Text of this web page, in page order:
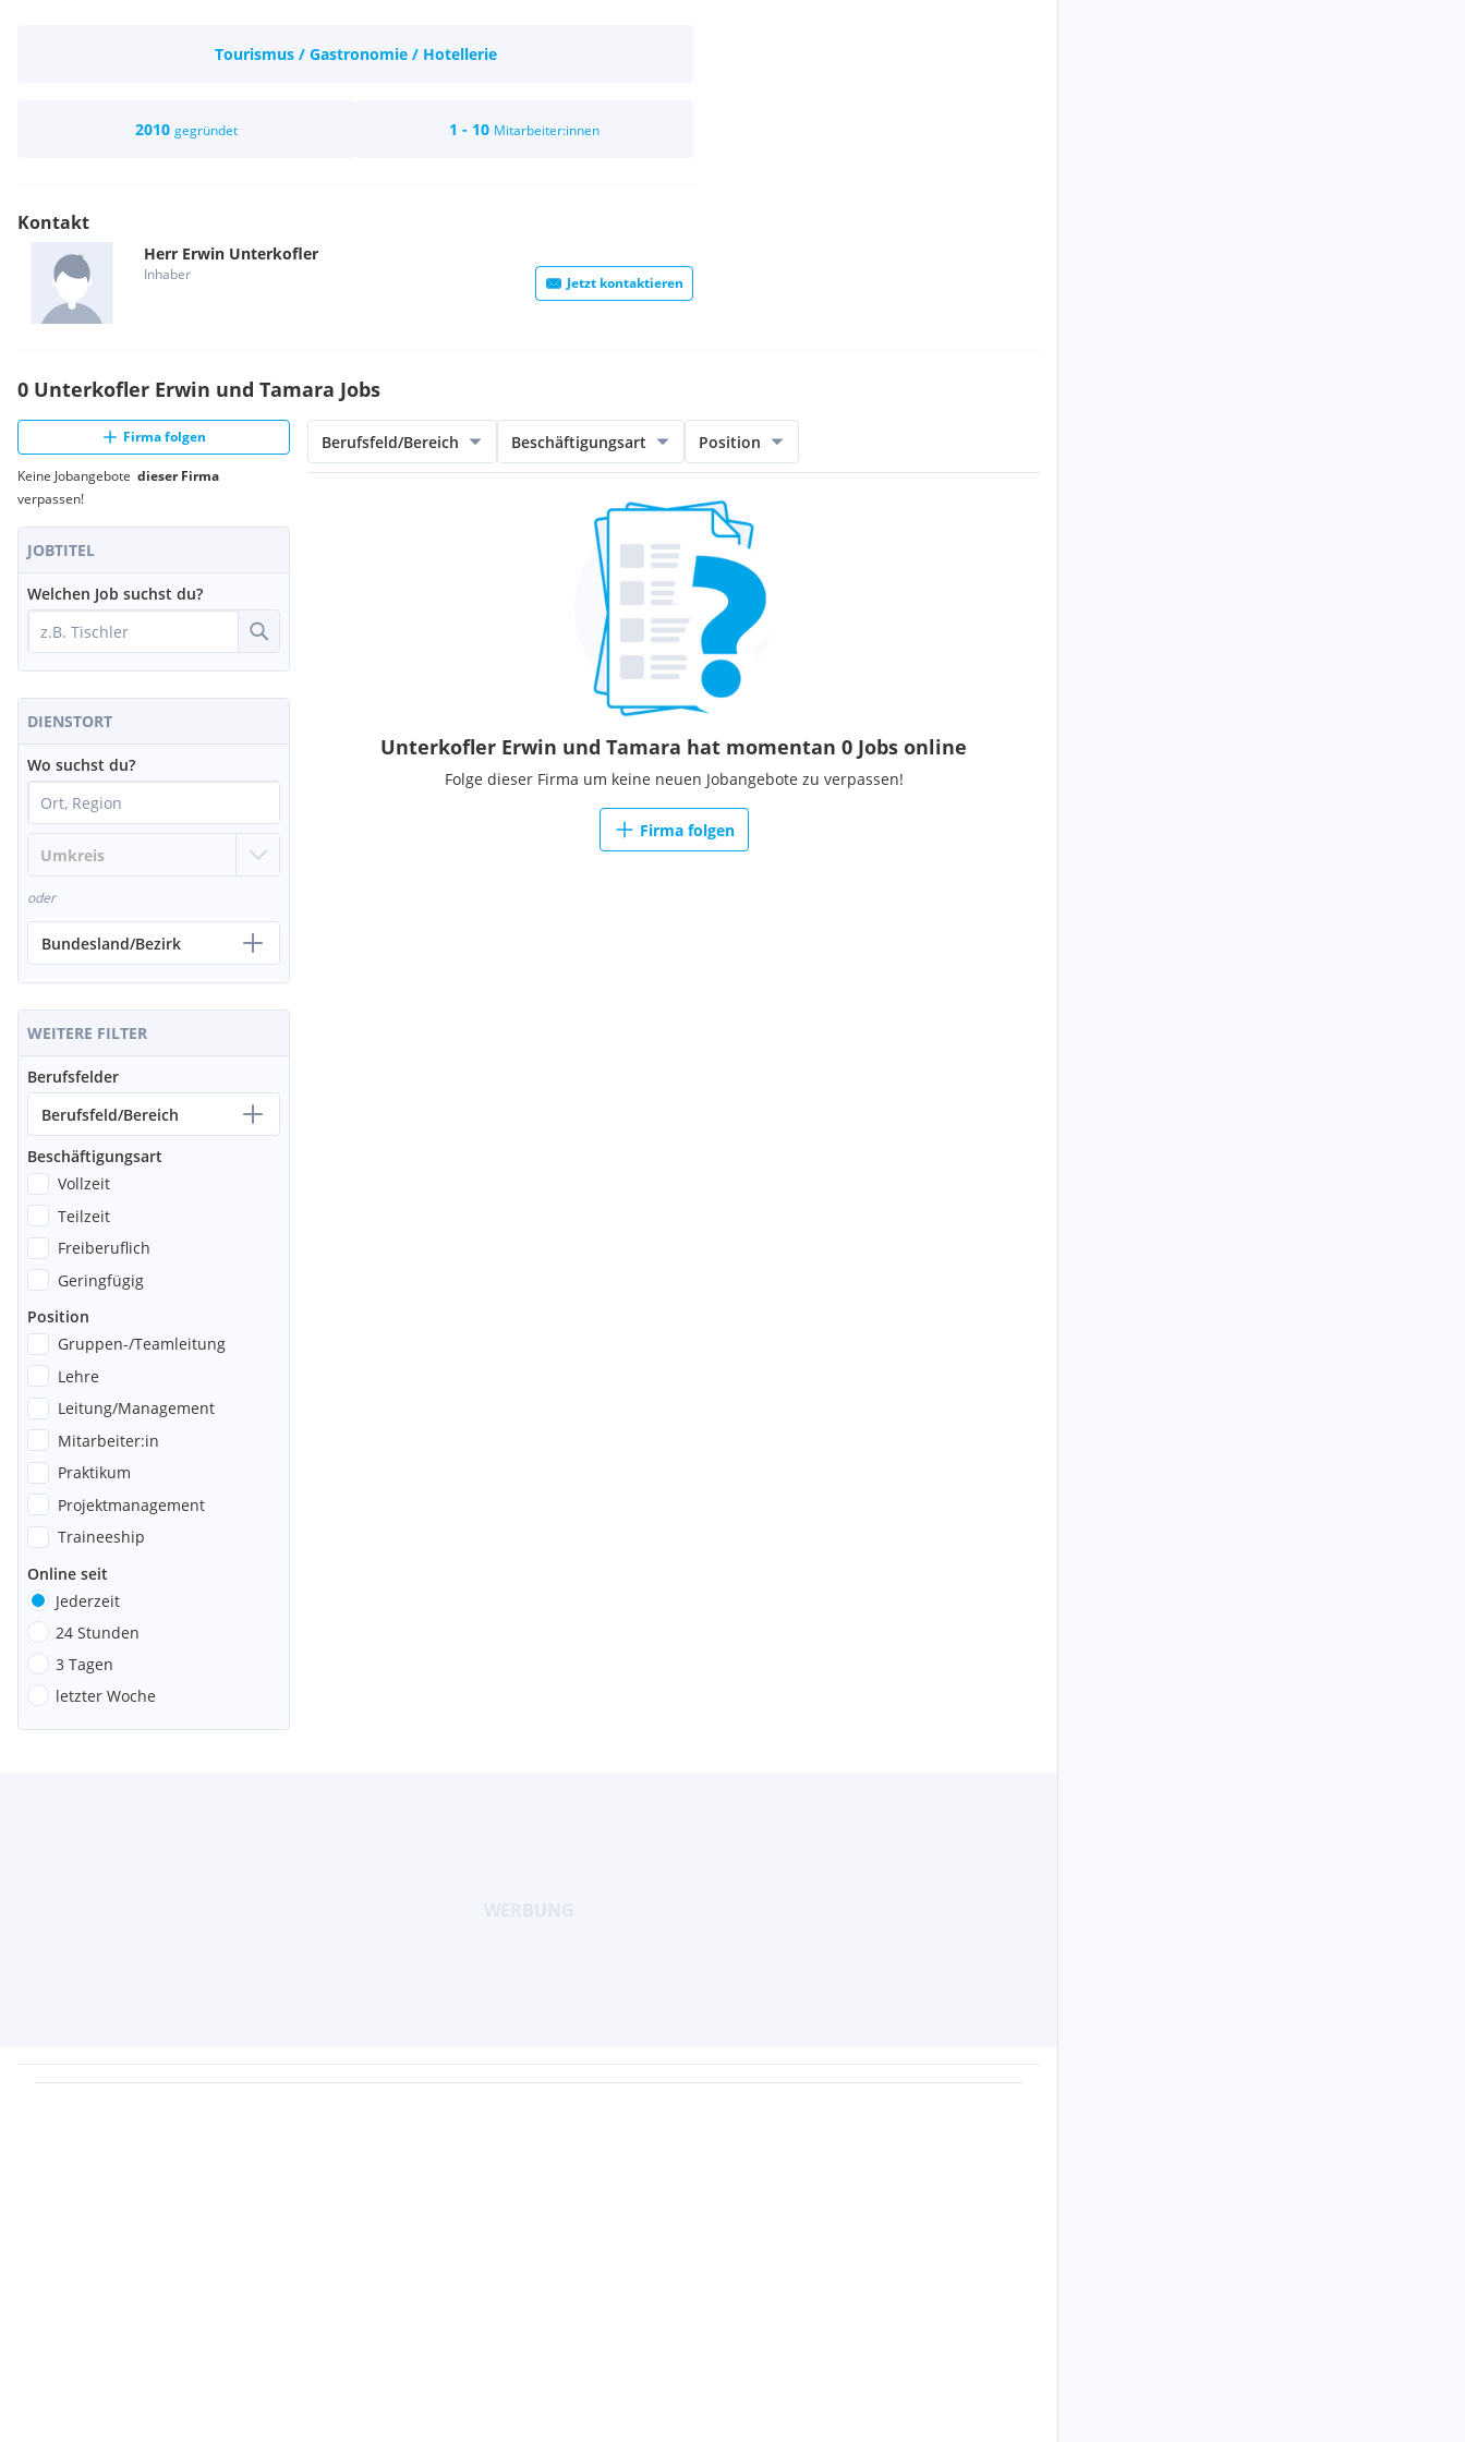
Tourismus / Gastronomie / Hotellerie
2010 gegründet 1 - 10 Mitarbeiter:innen
Kontakt
Herr Erwin Unterkofler
Inhaber Jetzt kontaktieren
0 Unterkofler Erwin und Tamara Jobs
Firma folgen
Keine Jobangebote dieser Firma
verpassen!
JOBTITEL
Welchen Job suchst du?
DIENSTORT
Wo suchst du?
oder
Bundesland/Bezirk
WEITERE FILTER
Berufsfelder
Berufsfeld/Bereich
Beschäftigungsart
Vollzeit
Teilzeit
Freiberuflich
Geringfügig
Position
Gruppen-/Teamleitung
Lehre
Leitung/Management
Mitarbeiter:in
Praktikum
Projektmanagement
Traineeship
Online seit
Jederzeit
24 Stunden
3 Tagen
letzter Woche
Berufsfeld/Bereich Beschäftigungsart Position
Unterkofler Erwin und Tamara hat momentan 0 Jobs online
Folge dieser Firma um keine neuen Jobangebote zu verpassen!
Firma folgen